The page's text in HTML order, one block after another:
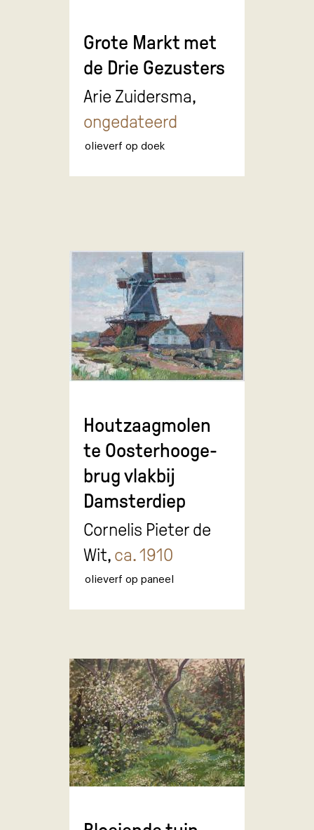
Grote Markt met
de Drie Gezusters
Arie Zuidersma,
ongedateerd
olieverf op doek
Houtzaagmolen
te Oosterhooge-
brug vlakbij
Damsterdiep
Cornelis Pieter de
Wit, ca. 1910
olieverf op paneel